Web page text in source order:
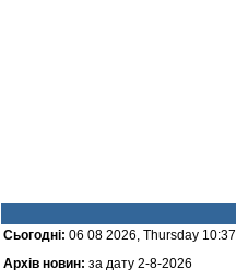
Сьогодні: 06 08 2026, Thursday 10:37
Архів новин: за дату 2-8-2026